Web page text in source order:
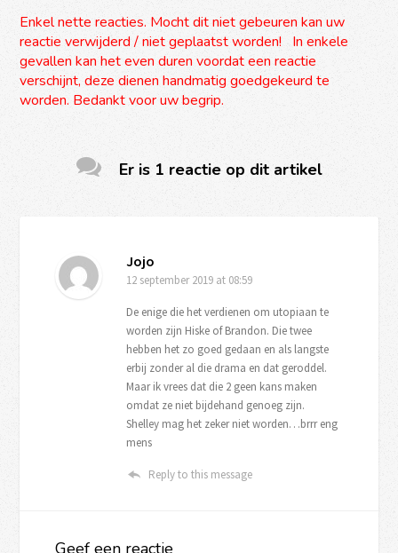
Enkel nette reacties. Mocht dit niet gebeuren kan uw
reactie verwijderd / niet geplaatst worden! In enkele
gevallen kan het even duren voordat een reactie
verschijnt, deze dienen handmatig goedgekeurd te
worden. Bedankt voor uw begrip.
Er is 1 reactie op dit artikel
Jojo
12 september 2019 at 08:59
De enige die het verdienen om utopiaan te
worden zijn Hiske of Brandon. Die twee
hebben het zo goed gedaan en als langste
erbij zonder al die drama en dat geroddel.
Maar ik vrees dat die 2 geen kans maken
omdat ze niet bijdehand genoeg zijn.
Shelley mag het zeker niet worden…brrr eng
mens
Reply to this message
Geef een reactie